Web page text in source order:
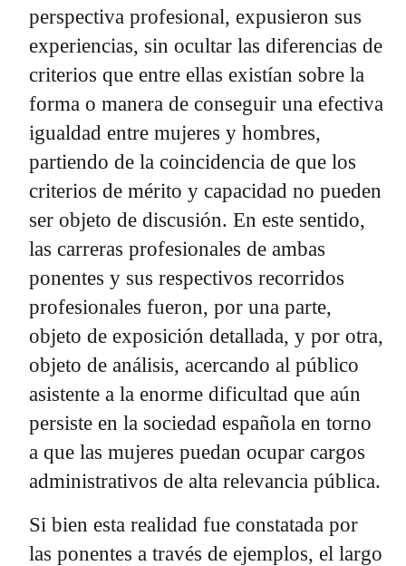
perspectiva profesional, expusieron sus
experiencias, sin ocultar las diferencias de
criterios que entre ellas existían sobre la
forma o manera de conseguir una efectiva
igualdad entre mujeres y hombres,
partiendo de la coincidencia de que los
criterios de mérito y capacidad no pueden
ser objeto de discusión. En este sentido,
las carreras profesionales de ambas
ponentes y sus respectivos recorridos
profesionales fueron, por una parte,
objeto de exposición detallada, y por otra,
objeto de análisis, acercando al público
asistente a la enorme dificultad que aún
persiste en la sociedad española en torno
a que las mujeres puedan ocupar cargos
administrativos de alta relevancia pública.
Si bien esta realidad fue constatada por
las ponentes a través de ejemplos, el largo